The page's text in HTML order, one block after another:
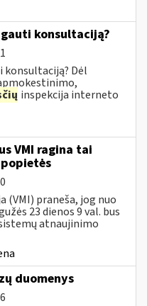
konsultaciją?
Dėl
inspekcija interneto
VMI ragina tai
(VMI) praneša, jog nuo
23 dienos 9 val. bus
atnaujinimo
duomenys